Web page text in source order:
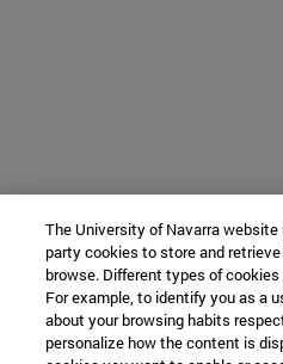
The University of Navarra
party cookies to store and
browse. Different types of
For example, to identify you as a
about your browsing habits
personalize how the content is